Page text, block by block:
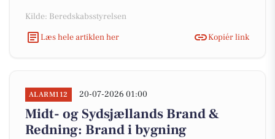
Kilde: Beredskabsstyrelsen
Læs hele artiklen her
Kopiér link
ALARM112 20-07-2026 01:00
Midt- og Sydsjællands Brand &
Redning: Brand i bygning